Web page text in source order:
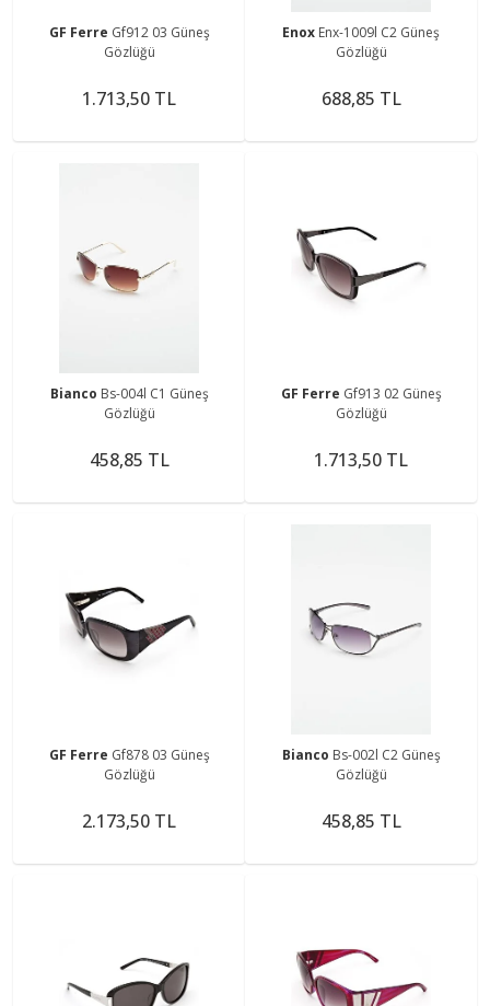
GF Ferre Gf912 03 Güneş
Gözlüğü
1.713,50 TL
Enox Enx-1009l C2 Güneş
Gözlüğü
688,85 TL
Bianco Bs-004l C1 Güneş
Gözlüğü
458,85 TL
GF Ferre Gf913 02 Güneş
Gözlüğü
1.713,50 TL
GF Ferre Gf878 03 Güneş
Gözlüğü
2.173,50 TL
Bianco Bs-002l C2 Güneş
Gözlüğü
458,85 TL